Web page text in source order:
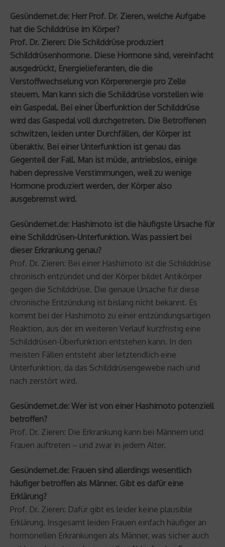
Gesündernet.de: Herr Prof. Dr. Zieren, welche Aufgabe
hat die Schilddrüse im Körper?
Prof. Dr. Zieren: Die Schilddrüse produziert
Schilddrüsenhormone. Diese Hormone sind, vereinfacht
ausgedrückt, Energielieferanten, die die
Verstoffwechselung von Körperenergie pro Zelle
steuern. Man kann sich die Schilddrüse vorstellen wie
ein Gaspedal. Bei einer Überfunktion der Schilddrüse
wird das Gaspedal voll durchgetreten. Die Betroffenen
schwitzen, leiden unter Durchfällen, der Körper ist
überaktiv. Bei einer Unterfunktion ist genau das
Gegenteil der Fall. Man ist müde, antriebslos, einige
haben depressive Verstimmungen, weil zu wenige
Hormone produziert werden, der Körper also
ausgebremst wird.
Gesündernet.de: Hashimoto ist die häufigste Ursache für
eine Schilddrüsen-Unterfunktion. Was passiert bei
dieser Erkrankung genau?
Prof. Dr. Zieren: Bei einer Hashimoto ist die Schilddrüse
chronisch entzündet und der Körper bildet Antikörper
gegen die Schilddrüse. Die genaue Ursache für diese
chronische Entzündung ist bislang nicht bekannt. Es
kommt bei der Hashimoto zu einer entzündungsartigen
Reaktion, aus der im weiteren Verlauf kurzfristig eine
Schilddrüsen-Überfunktion entstehen kann. In den
meisten Fällen entsteht aber letztendlich eine
Unterfunktion, da das Schilddrüsengewebe nach und
nach zerstört wird.
Gesündernet.de: Wer ist von einer Hashimoto potenziell
betroffen?
Prof. Dr. Zieren: Die Erkrankung kann bei Männern und
Frauen auftreten – und zwar in jedem Alter.
Gesündernet.de: Frauen sind allerdings wesentlich
häufiger betroffen als Männer. Gibt es dafür eine
Erklärung?
Prof. Dr. Zieren: Dafür gibt es leider keine plausible
Erklärung. Insgesamt leiden Frauen einfach häufiger an
hormonellen Erkrankungen als Männer, was sicher auch